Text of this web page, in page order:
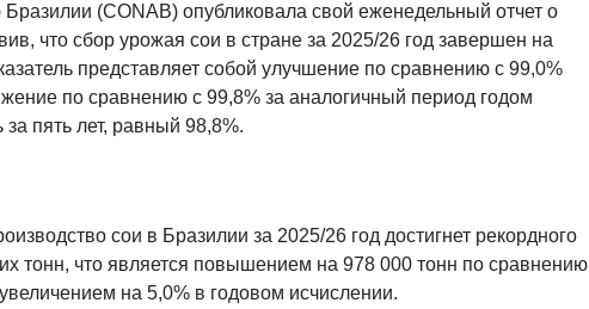
(CONAB) опубликовала свой еженедельный отчет о
что сбор урожая сои в стране за 2025/26 год завершен на
представляет собой улучшение по сравнению с 99,0%
по сравнению с 99,8% за аналогичный период годом
пять лет, равный 98,8%.
сои в Бразилии за 2025/26 год достигнет рекордного
тонн, что является повышением на 978 000 тонн по сравнению
на 5,0% в годовом исчислении.